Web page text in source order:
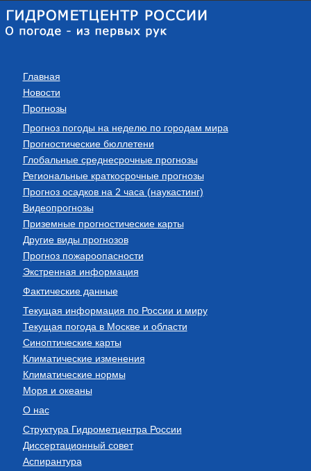
Главная
Новости
Прогнозы
Прогноз погоды на неделю по городам мира
Прогностические бюллетени
Глобальные среднесрочные прогнозы
Региональные краткосрочные прогнозы
Прогноз осадков на 2 часа (наукастинг)
Видеопрогнозы
Приземные прогностические карты
Другие виды прогнозов
Прогноз пожароопасности
Экстренная информация
Фактические данные
Текущая информация по России и миру
Текущая погода в Москве и области
Синоптические карты
Климатические изменения
Климатические нормы
Моря и океаны
О нас
Структура Гидрометцентра России
Диссертационный совет
Аспирантура